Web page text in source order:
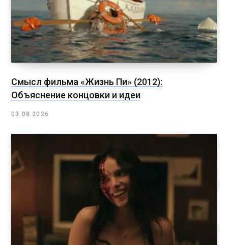
Смысл фильма «Жизнь Пи» (2012):
Объяснение концовки и идеи
03.08.2026